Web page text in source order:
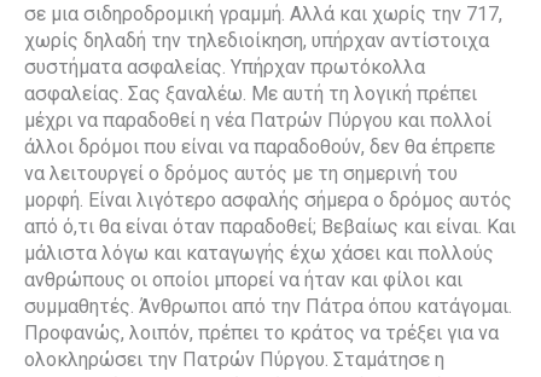
σε μια σιδηροδρομική γραμμή. Αλλά και χωρίς την 717,
χωρίς δηλαδή την τηλεδιοίκηση, υπήρχαν αντίστοιχα
συστήματα ασφαλείας. Υπήρχαν πρωτόκολλα
ασφαλείας. Σας ξαναλέω. Με αυτή τη λογική πρέπει
μέχρι να παραδοθεί η νέα Πατρών Πύργου και πολλοί
άλλοι δρόμοι που είναι να παραδοθούν, δεν θα έπρεπε
να λειτουργεί ο δρόμος αυτός με τη σημερινή του
μορφή. Είναι λιγότερο ασφαλής σήμερα ο δρόμος αυτός
από ό,τι θα είναι όταν παραδοθεί; Βεβαίως και είναι. Και
μάλιστα λόγω και καταγωγής έχω χάσει και πολλούς
ανθρώπους οι οποίοι μπορεί να ήταν και φίλοι και
συμμαθητές. Άνθρωποι από την Πάτρα όπου κατάγομαι.
Προφανώς, λοιπόν, πρέπει το κράτος να τρέξει για να
ολοκληρώσει την Πατρών Πύργου. Σταμάτησε η